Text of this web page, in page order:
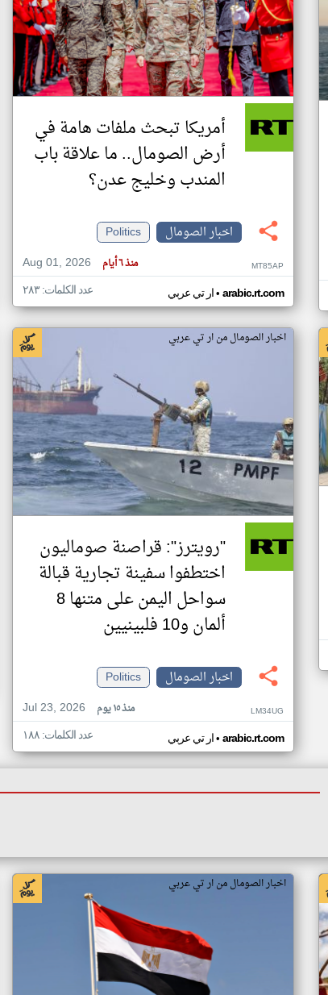
أمريكا تبحث ملفات هامة في
أرض الصومال.. ما علاقة باب
المندب وخليج عدن؟
اخبار الصومال
Politics
Aug 01, 2026
منذ ٦ أيام MT85AP
ار تي عربي• arabic.rt.com عدد الكلمات: ٢٨٣
اخبار الصومال من ار تي عربي
"رويترز": قراصنة صوماليون
اختطفوا سفينة تجارية قبالة
سواحل اليمن على متنها 8
ألمان و10 فلبينيين
اخبار الصومال
Politics
Jul 23, 2026
منذ ١٥ يوم LM34UG
ار تي عربي• arabic.rt.com عدد الكلمات: ١٨٨
اخبار الصومال من ار تي عربي